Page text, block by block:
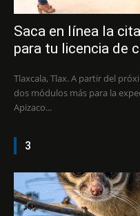
Saca en línea la
para tu licencia de
Tlaxcala, Tlax. A partir del
dos módulos más para la
Apizaco...
3